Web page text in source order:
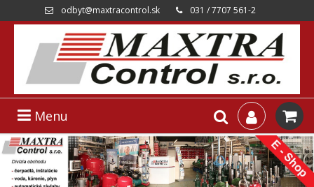
odbyt@maxtracontrol.sk 031 / 7707 561-2
Menu